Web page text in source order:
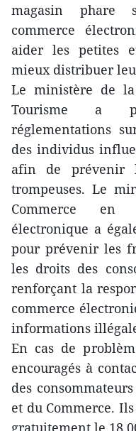
magasin phare
commerce
aider les petites
mieux distribuer
Le ministère de
Tourisme a
réglementations
des individus
afin de prévenir
trompeuses. Le
Commerce en
électronique a
pour prévenir les
les droits des
renforçant la
commerce
informations
En cas de
encouragés à
des
et du Commerce.
gratuitement le 18